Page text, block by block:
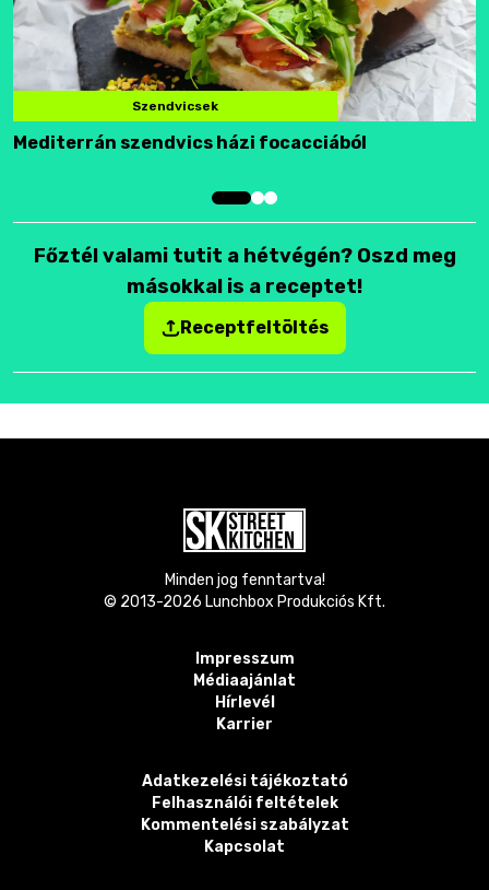
Szendvicsek
Mediterrán szendvics házi focacciából
Főztél valami tutit a hétvégén? Oszd meg
másokkal is a receptet!
Receptfeltöltés
Minden jog fenntartva!
© 2013-2026 Lunchbox Produkciós Kft.
Impresszum
Médiaajánlat
Hírlevél
Karrier
Adatkezelési tájékoztató
Felhasználói feltételek
Kommentelési szabályzat
Kapcsolat